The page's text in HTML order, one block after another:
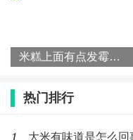
米糕上面有点发霉怎么办 米糕的家常做法
热门排行
大米有味道是怎么